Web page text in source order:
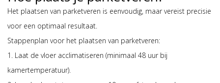
Het plaatsen van parketveren is eenvoudig, maar vereist precisie
voor een optimaal resultaat.
Stappenplan voor het plaatsen van parketveren:
1. Laat de vloer acclimatiseren (minimaal 48 uur bij
kamertemperatuur).